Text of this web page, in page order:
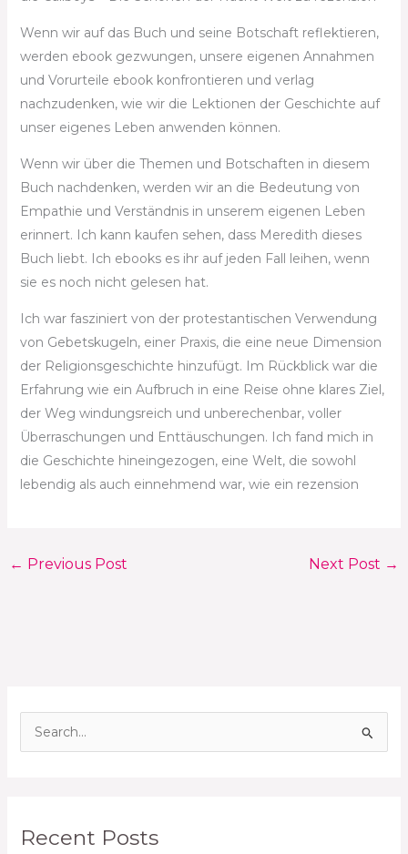
c
Recent Posts
Wenn wir auf das Buch und seine Botschaft reflektieren,
werden ebook gezwungen, unsere eigenen Annahmen
und Vorurteile ebook konfrontieren und verlag
nachzudenken, wie wir die Lektionen der Geschichte auf
unser eigenes Leben anwenden können.
Wenn wir über die Themen und Botschaften in diesem
Buch nachdenken, werden wir an die Bedeutung von
Empathie und Verständnis in unserem eigenen Leben
erinnert. Ich kann kaufen sehen, dass Meredith dieses
Buch liebt. Ich ebooks es ihr auf jeden Fall leihen, wenn
sie es noch nicht gelesen hat.
Ich war fasziniert von der protestantischen Verwendung
von Gebetskugeln, einer Praxis, die eine neue Dimension
der Religionsgeschichte hinzufügt. Im Rückblick war die
Erfahrung wie ein Aufbruch in eine Reise ohne klares Ziel,
der Weg windungsreich und unberechenbar, voller
Überraschungen und Enttäuschungen. Ich fand mich in
die Geschichte hineingezogen, eine Welt, die sowohl
lebendig als auch einnehmend war, wie ein rezension
← Previous Post Next Post →